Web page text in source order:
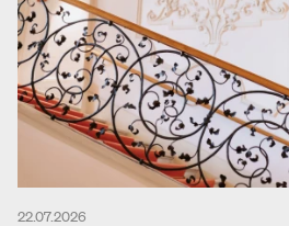
22.07.2026